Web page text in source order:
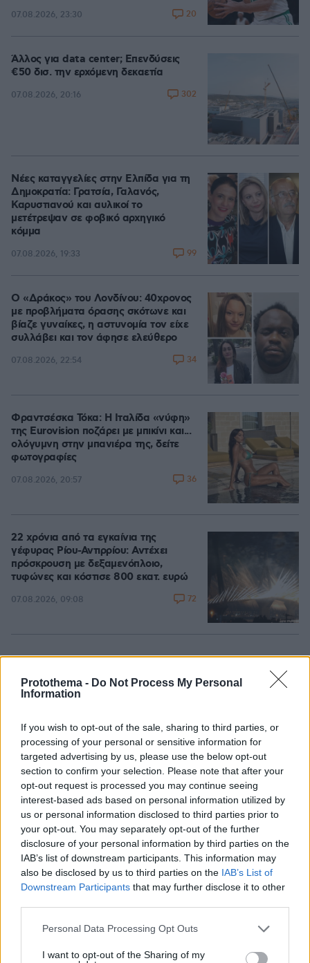
Protothema - Do Not Process My Personal
Information
If you wish to opt-out of the sale, sharing to third parties, or
processing of your personal or sensitive information for
targeted advertising by us, please use the below opt-out
section to confirm your selection. Please note that after your
opt-out request is processed you may continue seeing
interest-based ads based on personal information utilized by
us or personal information disclosed to third parties prior to
your opt-out. You may separately opt-out of the further
disclosure of your personal information by third parties on the
IAB’s list of downstream participants. This information may
also be disclosed by us to third parties on the IAB’s List of
Downstream Participants that may further disclose it to other
Please note that this website/app uses one or more Google
not limited to your visit or usage behaviour. You may click to
Personal Data Processing Opt Outs
I want to opt-out of the Sharing of my
07.08.2026, 23:30 20
Άλλος για data center; Επενδύσεις
€50 δισ. την ερχόμενη δεκαετία
07.08.2026, 20:16 302
Νέες καταγγελίες στην Ελπίδα για τη
Δημοκρατία: Γρατσία, Γαλανός,
Καρυστιανού και αυλικοί το
μετέτρεψαν σε φοβικό αρχηγικό
κόμμα
07.08.2026, 19:33 99
Ο «Δράκος» του Λονδίνου: 40χρονος
με προβλήματα όρασης σκότωνε και
βίαζε γυναίκες, η αστυνομία τον είχε
συλλάβει και τον άφησε ελεύθερο
07.08.2026, 22:54 34
Φραντσέσκα Τόκα: Η Ιταλίδα «νύφη»
της Eurovision ποζάρει με μπικίνι και...
ολόγυμνη στην μπανιέρα της, δείτε
φωτογραφίες
07.08.2026, 20:57 36
22 χρόνια από τα εγκαίνια της
γέφυρας Ρίου-Αντιρρίου: Αντέχει
πρόσκρουση με δεξαμενόπλοιο,
τυφώνες και κόστισε 800 εκατ. ευρώ
07.08.2026, 09:08 72
Games
Cut The Rope Northern Heights Candy
ΔΕΙΤΕ ΟΛΑ ΤΑ GAMES
Best of Network